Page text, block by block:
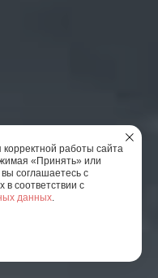
работы сайта
«Принять» или
соглашаетесь с
соответствии с
данных.